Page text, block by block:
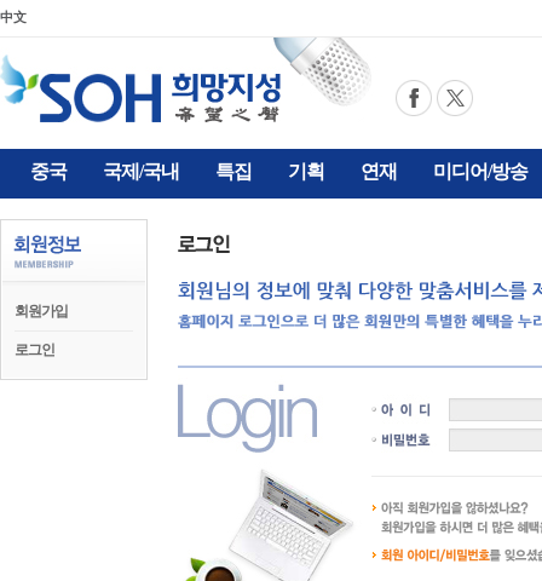
中文
중국 국제/국내 특집 기획 연재 미디어/방송
회원가입
로그인